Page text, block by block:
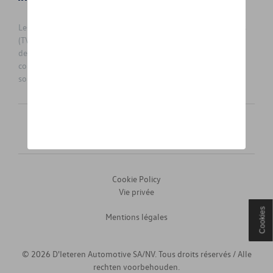
Les prix affichés sur le présent site sont des prix recommandés
(TVAc), hors éventuels frais de montage. Pour connaitre le prix
de vente actuel et les éventuels frais de montage, veuillez
contacter votre concessionnaire/agent. Les prix recommandés
sont sujets à des changements sans préavis.
Mentions légales
Cookie Policy
Vie privée
© 2026 D'Ieteren Automotive SA/NV. Tous droits réservés / Alle
rechten voorbehouden.
Cookies